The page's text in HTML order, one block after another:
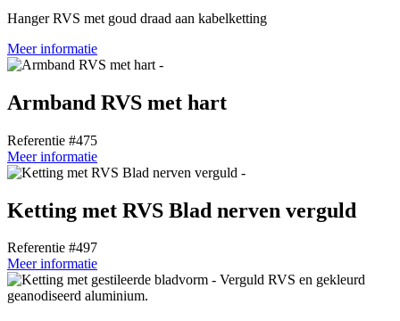
Hanger RVS met goud draad aan kabelketting
Meer informatie
Armband RVS met hart
Referentie #475
Meer informatie
Ketting met RVS Blad nerven verguld
Referentie #497
Meer informatie